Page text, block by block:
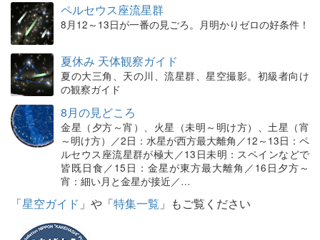
ペルセウス座流星群
8月12～13日が一番の見ごろ。月明かりゼロの好条件！
夏休み 天体観察ガイド
夏の大三角、天の川、流星群、星空撮影。初級者向け
の観察ガイド
8月の見どころ
金星（夕方～宵）、火星（未明～明け方）、土星（宵
～明け方）／2日：水星が西方最大離角／12～13日：ペ
ルセウス座流星群が極大／13日未明：スペインなどで
皆既日食／15日：金星が東方最大離角／16日夕方～
宵：細い月と金星が接近／…
「星空ガイド 」や「特集一覧 」もご覧ください